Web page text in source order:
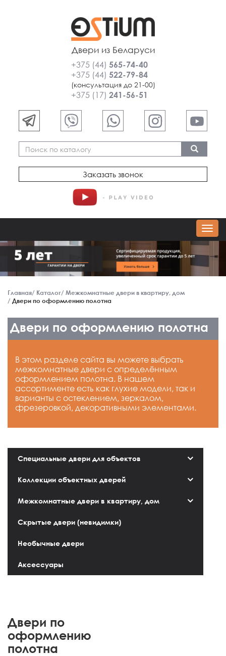
Двери из Беларуси
+375 (44) 565-74-40
+375 (44) 522-79-84
(консультация до 21-00)
+375 (17) 241-56-51
Заказать звонок
Главная Каталог Межкомнатные двери в квартиру, дом
Двери по оформлению полотна
Двери по оформлению полотна
В этом разделе сайта вы можете выбрать
межкомнатные двери с определённым
оформлением полотна. В нашем
ассортименте есть как глухие модели, так и
варианты с остеклением, зеркалом,
фрезеровкой, декоративными элементами.
Специальные двери для объектов
Коллекции объектных дверей
Межкомнатные двери в квартиру, дом
Скрытые двери (невидимки)
Необычные двери
Аксессуары
Двери по
оформлению
полотна